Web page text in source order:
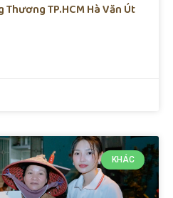
TP.HCM Hà Văn Út
KHÁC